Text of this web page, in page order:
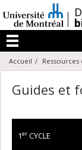
au
contenu
/
Menu
Accueil Ressources
Guides et
1er CYCLE